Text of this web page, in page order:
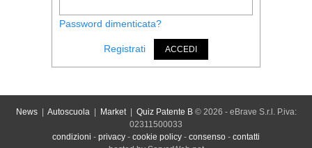
Password dimenticata?
Registrati ACCEDI
News| Autoscuola| Market| Quiz Patente B© 2026 - eBrave S.r.l. P.iva:
02311500033
condizioni - privacy - cookie policy - consenso - contatti